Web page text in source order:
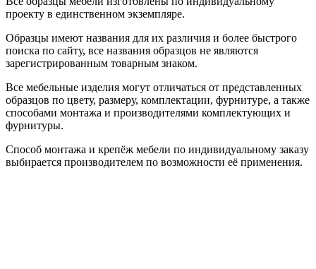
проекту в единственном экземпляре.
Образцы имеют названия для их различия и более быстрого
поиска по сайту, все названия образцов не являются
зарегистрированным товарным знаком.
Все мебельные изделия могут отличаться от представленных
образцов по цвету, размеру, комплектации, фурнитуре, а также
способами монтажа и производителями комплектующих и
фурнитуры.
Способ монтажа и крепёж мебели по индивидуальному заказу
выбирается производителем по возможности её применения.